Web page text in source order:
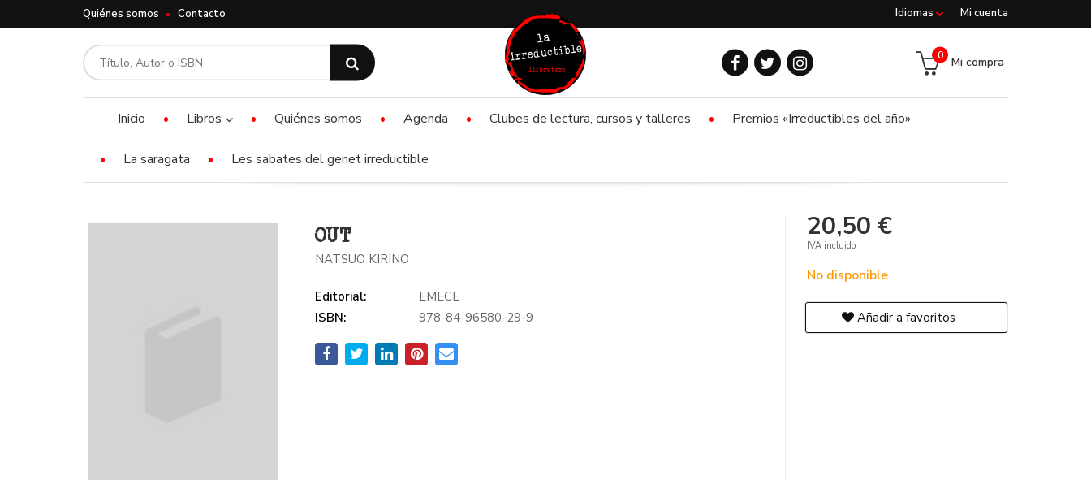
Mi cuenta
Idiomas
Quiénes somos Contacto
Mi compra
0
Inicio Libros Quiénes somos Agenda Clubes de lectura, cursos y talleres Premios «Irreductibles del año»
La saragata Les sabates del genet irreductible
OUT
NATSUO KIRINO
Editorial:
EMECE
ISBN:
978-84-96580-29-9
20,50 €
IVA incluido
No disponible
Añadir a favoritos